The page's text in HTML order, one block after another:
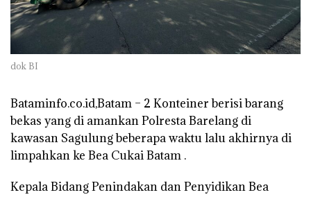
dok BI
Bataminfo.co.id,Batam – 2 Konteiner berisi barang
bekas yang di amankan Polresta Barelang di
kawasan Sagulung beberapa waktu lalu akhirnya di
limpahkan ke Bea Cukai Batam .
Kepala Bidang Penindakan dan Penyidikan Bea